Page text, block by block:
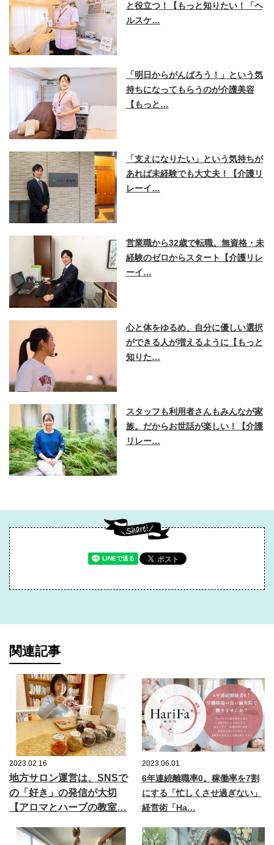
と役立つ！【もっと知りたい！「ヘ
ルスケ…
「明日からがんばろう！」という気
持ちになってもらうのが介護美容
【もっと…
「支えになりたい」という気持ちが
あれば未経験でも大丈夫！【介護リ
レーイ…
営業職から32歳で転職。無資格・未
経験のゼロからスタート【介護リレ
ーイ…
心と体をゆるめ、自分に優しい選択
ができる人が増えるように【もっと
知りた…
スタッフも利用者さんもみんなが家
族。だからお世話が楽しい！【介護
リレー…
関連記事
2023.02.16
地方サロン運営は、SNSで
の「好き」の発信が大切
【アロマとハーブの教室…
2023.06.01
6年連続離職率0。稼働率を7割
にする「忙しくさせ過ぎない」
経営術「Ha…